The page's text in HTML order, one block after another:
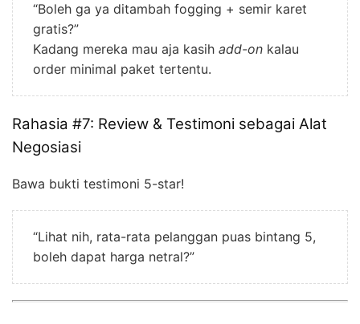
“Boleh ga ya ditambah fogging + semir karet
gratis?”
Kadang mereka mau aja kasih add-on kalau
order minimal paket tertentu.
Rahasia #7: Review & Testimoni sebagai Alat
Negosiasi
Bawa bukti testimoni 5-star!
“Lihat nih, rata-rata pelanggan puas bintang 5,
boleh dapat harga netral?”